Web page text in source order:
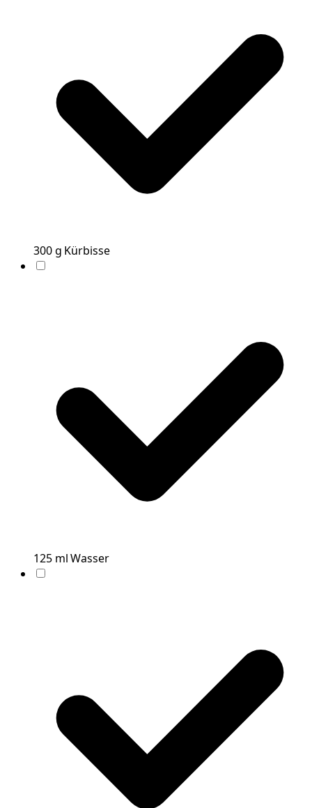
300g Kürbisse
125 mlWasser